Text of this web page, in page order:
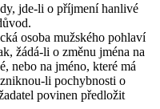
jde-li o příjmení hanlivé
osoba mužského pohlaví
žádá-li o změnu jména na
nebo na jméno, které má
li pochybnosti o
povinen předložit